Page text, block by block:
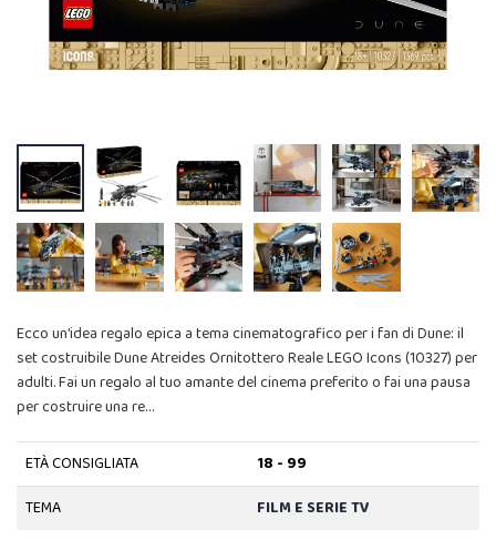
Ecco un’idea regalo epica a tema cinematografico per i fan di Dune: il
set costruibile Dune Atreides Ornitottero Reale LEGO Icons (10327) per
adulti. Fai un regalo al tuo amante del cinema preferito o fai una pausa
per costruire una re…
ETÀ CONSIGLIATA
18 - 99
TEMA
FILM E SERIE TV